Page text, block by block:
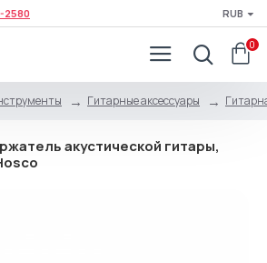
2580 RUB
0
Гитарные аксессуары
акустической гитары,